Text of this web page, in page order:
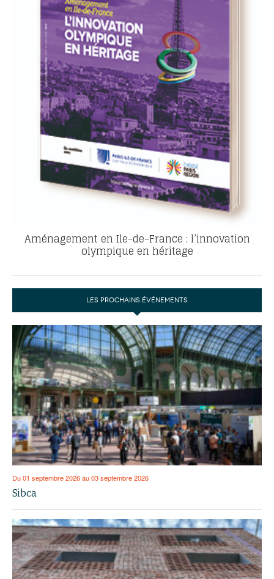
Aménagement en Ile-de-France : l’innovation
olympique en héritage
LES PROCHAINS ÉVÉNEMENTS
Du 01 septembre 2026 au 03 septembre 2026
Sibca